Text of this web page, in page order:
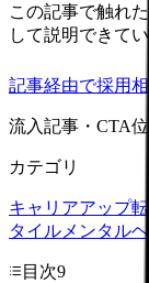
この記事で触れ
して説明できてい
記事経由で採用相
流入記事・CTA
カテゴリ
キャリアアップ
タイル メンタルヘ
目次9